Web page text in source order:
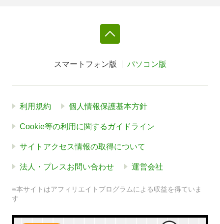
スマートフォン版 パソコン版
利用規約 個人情報保護基本方針
Cookie等の利用に関するガイドライン
サイトアクセス情報の取得について
法人・プレスお問い合わせ 運営会社
※本サイトはアフィリエイトプログラムによる収益を得ていま
す